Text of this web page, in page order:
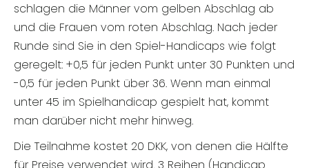
schlagen die Männer vom gelben Abschlag ab
und die Frauen vom roten Abschlag. Nach jeder
Runde sind Sie in den Spiel-Handicaps wie folgt
geregelt: +0,5 für jeden Punkt unter 30 Punkten und
-0,5 für jeden Punkt über 36. Wenn man einmal
unter 45 im Spielhandicap gespielt hat, kommt
man darüber nicht mehr hinweg.
Die Teilnahme kostet 20 DKK, von denen die Hälfte